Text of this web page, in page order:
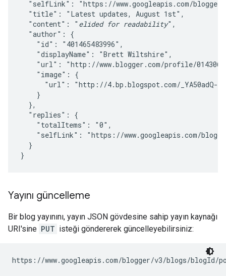
"selfLink": "https://www.googleapis.com/
  "title": "Latest updates, August 1st",
  "content": "
elided for readability",
  "author": {
    "id": "401465483996",
    "displayName": "Brett Wiltshire",
"url": "http://www.blogger.com/profile/
    "image": {
"url": "http://4.bp.blogspot.com/_YA50adQ-
    }
  },
  "replies": {
    "totalItems": "0",
"selfLink": "https://www.googleapis.com/
  }
Yayını güncelleme
Bir blog yayınını, yayın JSON gövdesine sahip yayın kaynağı
URI'sine PUT isteği göndererek güncelleyebilirsiniz:
https://www.googleapis.com/blogger/v3/blogs/blogId/